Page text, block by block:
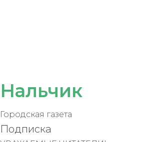
Нальчик
Городская газета
Подписка